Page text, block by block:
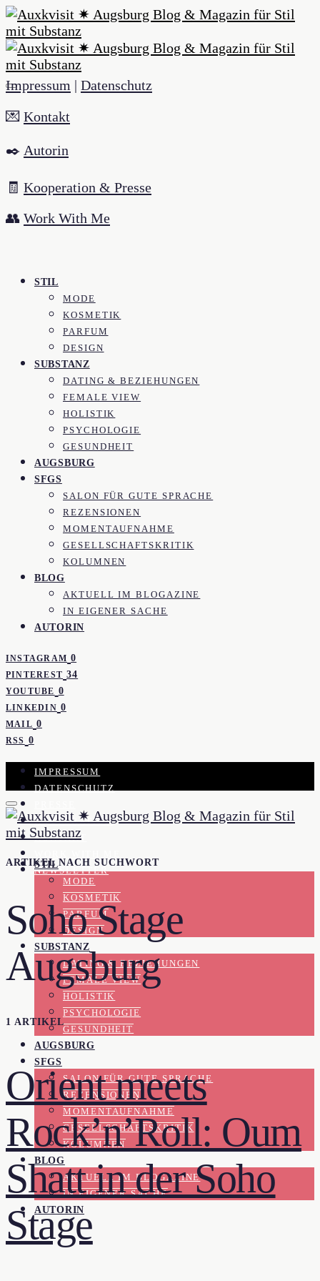
Impressum | Datenschutz
💌 Kontakt
✒️ Autorin
🧾 Kooperation & Presse
👥 Work With Me
STIL
MODE
KOSMETIK
PARFUM
DESIGN
SUBSTANZ
DATING & BEZIEHUNGEN
FEMALE VIEW
HOLISTIK
PSYCHOLOGIE
GESUNDHEIT
AUGSBURG
SFGS
SALON FÜR GUTE SPRACHE
REZENSIONEN
MOMENTAUFNAHME
GESELLSCHAFTSKRITIK
KOLUMNEN
BLOG
AKTUELL IM BLOGAZINE
IN EIGENER SACHE
AUTORIN
INSTAGRAM 0
PINTEREST 34
YOUTUBE 0
LINKEDIN 0
MAIL 0
RSS 0
IMPRESSUM
DATENSCHUTZ
KOOPERATION
KONTAKT
NEWSLETTER
STIL
MODE
KOSMETIK
PARFUM
DESIGN
SUBSTANZ
DATING & BEZIEHUNGEN
FEMALE VIEW
HOLISTIK
PSYCHOLOGIE
GESUNDHEIT
AUGSBURG
SFGS
SALON FÜR GUTE SPRACHE
REZENSIONEN
MOMENTAUFNAHME
GESELLSCHAFTSKRITIK
KOLUMNEN
BLOG
AKTUELL IM BLOGAZINE
IN EIGENER SACHE
AUTORIN
ARTIKEL NACH SUCHWORT
Soho Stage
Augsburg
1 ARTIKEL
Orient meets
Rock’n’Roll: Oum
Shatt in der Soho
Stage